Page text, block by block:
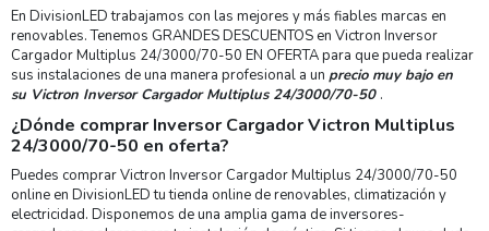
En DivisionLED trabajamos con las mejores y más fiables marcas en
renovables. Tenemos GRANDES DESCUENTOS en Victron Inversor
Cargador Multiplus 24/3000/70-50 EN OFERTA para que pueda realizar
sus instalaciones de una manera profesional a un precio muy bajo en
su Victron Inversor Cargador Multiplus 24/3000/70-50 .
¿Dónde comprar Inversor Cargador Victron Multiplus
24/3000/70-50 en oferta?
Puedes comprar Victron Inversor Cargador Multiplus 24/3000/70-50
online en DivisionLED tu tienda online de renovables, climatización y
electricidad. Disponemos de una amplia gama de inversores-